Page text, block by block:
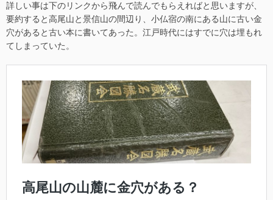
詳しい事は下のリンクから飛んで読んでもらえればと思いますが、
要約すると高尾山と景信山の間辺り、小仏宿の南にある山に古い金
穴があると古い本に書いてあった。江戸時代にはすでに穴は埋もれ
てしまっていた。